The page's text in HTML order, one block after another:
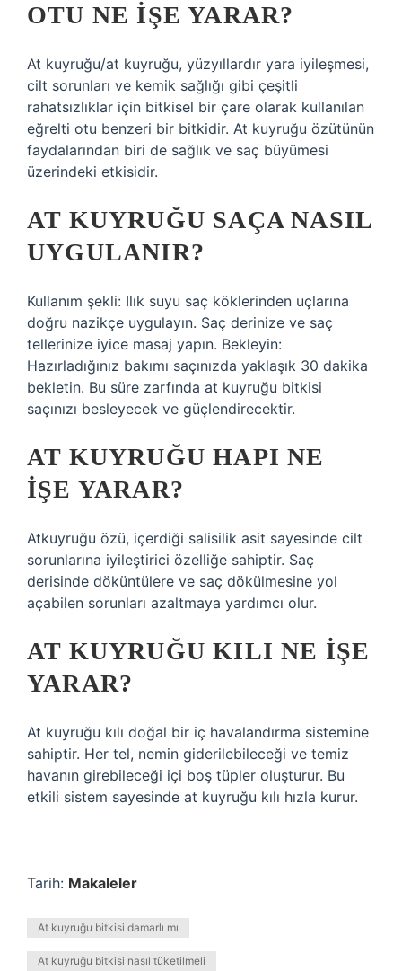
OTU NE IŞE YARAR?
At kuyruğu/at kuyruğu, yüzyıllardır yara iyileşmesi,
cilt sorunları ve kemik sağlığı gibi çeşitli
rahatsızlıklar için bitkisel bir çare olarak kullanılan
eğrelti otu benzeri bir bitkidir. At kuyruğu özütünün
faydalarından biri de sağlık ve saç büyümesi
üzerindeki etkisidir.
AT KUYRUĞU SAÇA NASIL
UYGULANIR?
Kullanım şekli: Ilık suyu saç köklerinden uçlarına
doğru nazikçe uygulayın. Saç derinize ve saç
tellerinize iyice masaj yapın. Bekleyin:
Hazırladığınız bakımı saçınızda yaklaşık 30 dakika
bekletin. Bu süre zarfında at kuyruğu bitkisi
saçınızı besleyecek ve güçlendirecektir.
AT KUYRUĞU HAPI NE
IŞE YARAR?
Atkuyruğu özü, içerdiği salisilik asit sayesinde cilt
sorunlarına iyileştirici özelliğe sahiptir. Saç
derisinde döküntülere ve saç dökülmesine yol
açabilen sorunları azaltmaya yardımcı olur.
AT KUYRUĞU KILI NE IŞE
YARAR?
At kuyruğu kılı doğal bir iç havalandırma sistemine
sahiptir. Her tel, nemin giderilebileceği ve temiz
havanın girebileceği içi boş tüpler oluşturur. Bu
etkili sistem sayesinde at kuyruğu kılı hızla kurur.
Tarih: Makaleler
At kuyruğu bitkisi damarlı mı
At kuyruğu bitkisi nasıl tüketilmeli